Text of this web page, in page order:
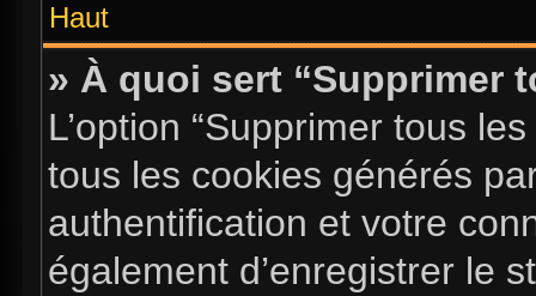
Haut
» À quoi sert “Supprimer
L’option “Supprimer tous
tous les cookies générés
authentification et votre
également d’enregistrer le